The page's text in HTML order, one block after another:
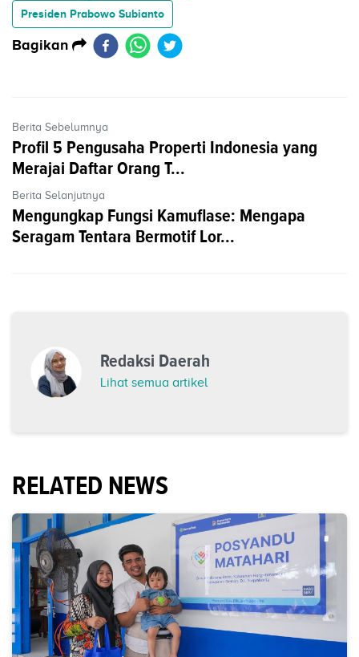
Presiden Prabowo Subianto
Bagikan
Berita Sebelumnya
Profil 5 Pengusaha Properti Indonesia yang
Merajai Daftar Orang T...
Berita Selanjutnya
Mengungkap Fungsi Kamuflase: Mengapa
Seragam Tentara Bermotif Lor...
Redaksi Daerah
Lihat semua artikel
RELATED NEWS